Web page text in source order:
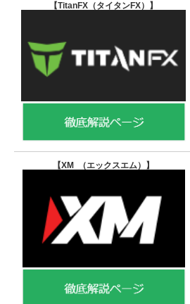
【TitanFX（タイタンFX） 】
【XM （エックスエム） 】